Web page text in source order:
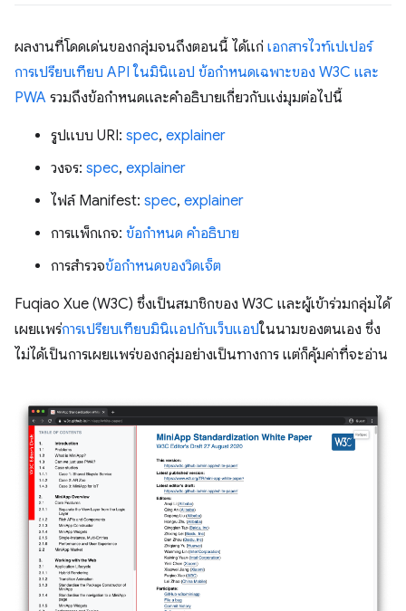
ผลงานที่โดดเด่นของกลุ่มจนถึงตอนนี้ ได้แก่ เอกสารไวท์เปเปอร์
การเปรียบเทียบ API ในมินิแอป ข้อกำหนดเฉพาะของ W3C และ
PWA รวมถึงข้อกำหนดและคำอธิบายเกี่ยวกับแง่มุมต่อไปนี้
รูปแบบ URI: spec, explainer
วงจร: spec, explainer
ไฟล์ Manifest: spec, explainer
การแพ็กเกจ: ข้อกำหนด คำอธิบาย
การสำรวจข้อกำหนดของวิดเจ็ต
Fuqiao Xue (W3C) ซึ่งเป็นสมาชิกของ W3C และผู้เข้าร่วมกลุ่มได้
เผยแพร่การเปรียบเทียบมินิแอปกับเว็บแอปในนามของตนเอง ซึ่ง
ไม่ได้เป็นการเผยแพร่ของกลุ่มอย่างเป็นทางการ แต่ก็คุ้มค่าที่จะอ่าน